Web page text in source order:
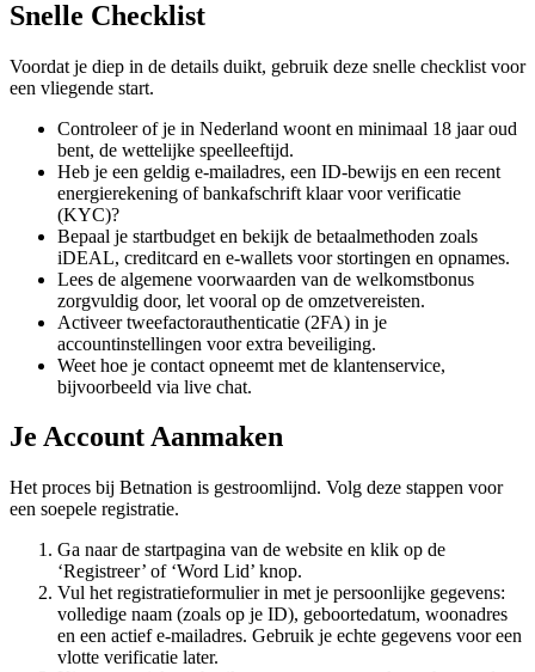
Snelle Checklist
Voordat je diep in de details duikt, gebruik deze snelle checklist voor
een vliegende start.
Controleer of je in Nederland woont en minimaal 18 jaar oud
bent, de wettelijke speelleeftijd.
Heb je een geldig e-mailadres, een ID-bewijs en een recent
energierekening of bankafschrift klaar voor verificatie
(KYC)?
Bepaal je startbudget en bekijk de betaalmethoden zoals
iDEAL, creditcard en e-wallets voor stortingen en opnames.
Lees de algemene voorwaarden van de welkomstbonus
zorgvuldig door, let vooral op de omzetvereisten.
Activeer tweefactorauthenticatie (2FA) in je
accountinstellingen voor extra beveiliging.
Weet hoe je contact opneemt met de klantenservice,
bijvoorbeeld via live chat.
Je Account Aanmaken
Het proces bij Betnation is gestroomlijnd. Volg deze stappen voor
een soepele registratie.
Ga naar de startpagina van de website en klik op de
‘Registreer’ of ‘Word Lid’ knop.
Vul het registratieformulier in met je persoonlijke gegevens:
volledige naam (zoals op je ID), geboortedatum, woonadres
en een actief e-mailadres. Gebruik je echte gegevens voor een
vlotte verificatie later.